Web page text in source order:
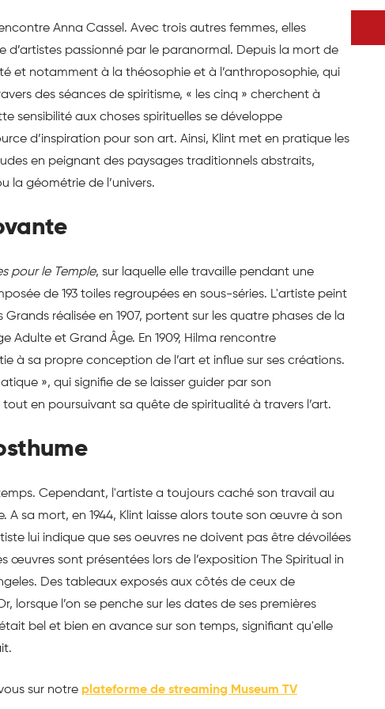
Anna Cassel. Avec trois autres femmes, elles
d’artistes passionné par le paranormal. Depuis la mort de
et notamment à la théosophie et à l’anthroposophie, qui
des séances de spiritisme, « les cinq » cherchent à
sensibilité aux choses spirituelles se développe
d’inspiration pour son art. Ainsi, Klint met en pratique les
en peignant des paysages traditionnels abstraits,
la géométrie de l’univers.
pour le Temple, sur laquelle elle travaille pendant une
de 193 toiles regroupées en sous-séries. L'artiste peint
réalisée en 1907, portent sur les quatre phases de la
Adulte et Grand Âge. En 1909, Hilma rencontre
à sa propre conception de l’art et influe sur ses créations.
», qui signifie de se laisser guider par son
en poursuivant sa quête de spiritualité à travers l’art.
Cependant, l'artiste a toujours caché son travail au
sa mort, en 1944, Klint laisse alors toute son œuvre à son
lui indique que ses oeuvres ne doivent pas être dévoilées
œuvres sont présentées lors de l’exposition The Spiritual in
Des tableaux exposés aux côtés de ceux de
lorsque l’on se penche sur les dates de ses premières
bel et bien en avance sur son temps, signifiant qu'elle
sur notre plateforme de streaming Museum TV